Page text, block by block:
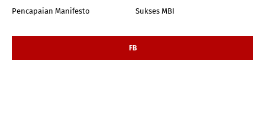
Pencapaian Manifesto Sukses MBI
FB